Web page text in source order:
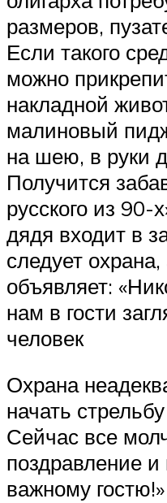
размеров,
Если такого
можно
накладной
малиновый
на шею, в руки
Получится
русского из 90-
дядя входит в
следует
объявляет:
нам в гости
человек
Охрана
начать
Сейчас все
поздравление
важному гостю!»